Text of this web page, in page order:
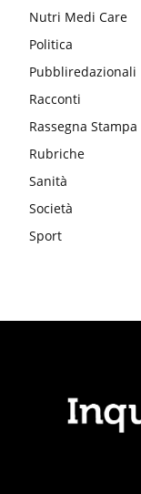
Nutri Medi Care
Politica
Pubbliredazionali
Racconti
Rassegna Stampa
Rubriche
Sanità
Società
Sport